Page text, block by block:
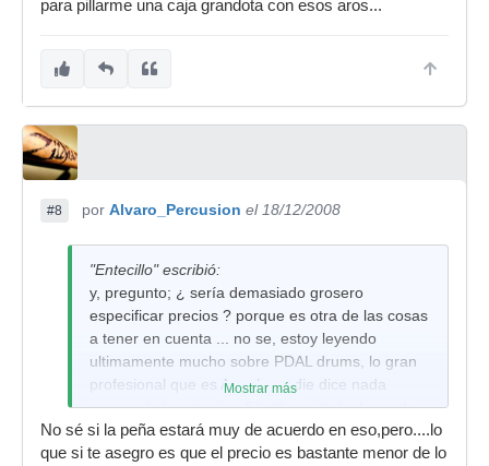
para pillarme una caja grandota con esos aros...
#8 por Alvaro_Percusion el 18/12/2008
"Entecillo" escribió:
y, pregunto; ¿ sería demasiado grosero
especificar precios ? porque es otra de las cosas
a tener en cuenta ... no se, estoy leyendo
ultimamente mucho sobre PDAL drums, lo gran
profesional que es Angel y nadie dice nada
acerca de los precios. Sí, sé que todo depende
porque cada caja es totalmente personalizada,
pero para hacerse una idea, estaría bien saber
Mostrar más
No sé si la peña estará muy de acuerdo en eso,pero....lo
que si te asegro es que el precio es bastante menor de lo